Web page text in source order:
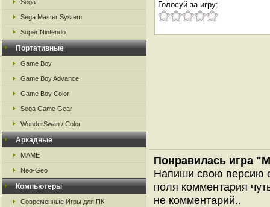
Sega
Sega Master System
Super Nintendo
Портативные
Game Boy
Game Boy Advance
Game Boy Color
Sega Game Gear
WonderSwan / Color
Аркадные
MAME
Neo-Geo
Компьютеры
Современные Игры для ПК
Голосуй за игру:
Понравилась игра
Напиши свою версию
поля комментария
не комментарий..